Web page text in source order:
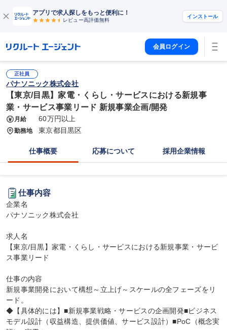
アプリで求人探しをもっと便利に！
レビュー高評価無料
インストール
会員ログイン
正社員
パナソニック株式会社
【東京/目黒】家電・くらし・サービスにおける新規事
業・サービス事業リード 新規事業企画/開発
月給 60万円以上
勤務地 東京都目黒区
仕事概要 応募について 採用企業情報
仕事内容
企業名
パナソニック株式会社
求人名
【東京/目黒】家電・くらし・サービスにおける新規事業・サービ
ス事業リード
仕事の内容
新規事業開発において構想～立上げ～スケールの全フェーズをリ
ード。
◆【具体的には】■新規事業戦略・サービスの企画開発■ビジネス
モデル設計（収益構造、提供価値、サービス設計）■PoC（概念実